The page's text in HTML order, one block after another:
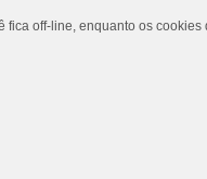
off-line, enquanto os